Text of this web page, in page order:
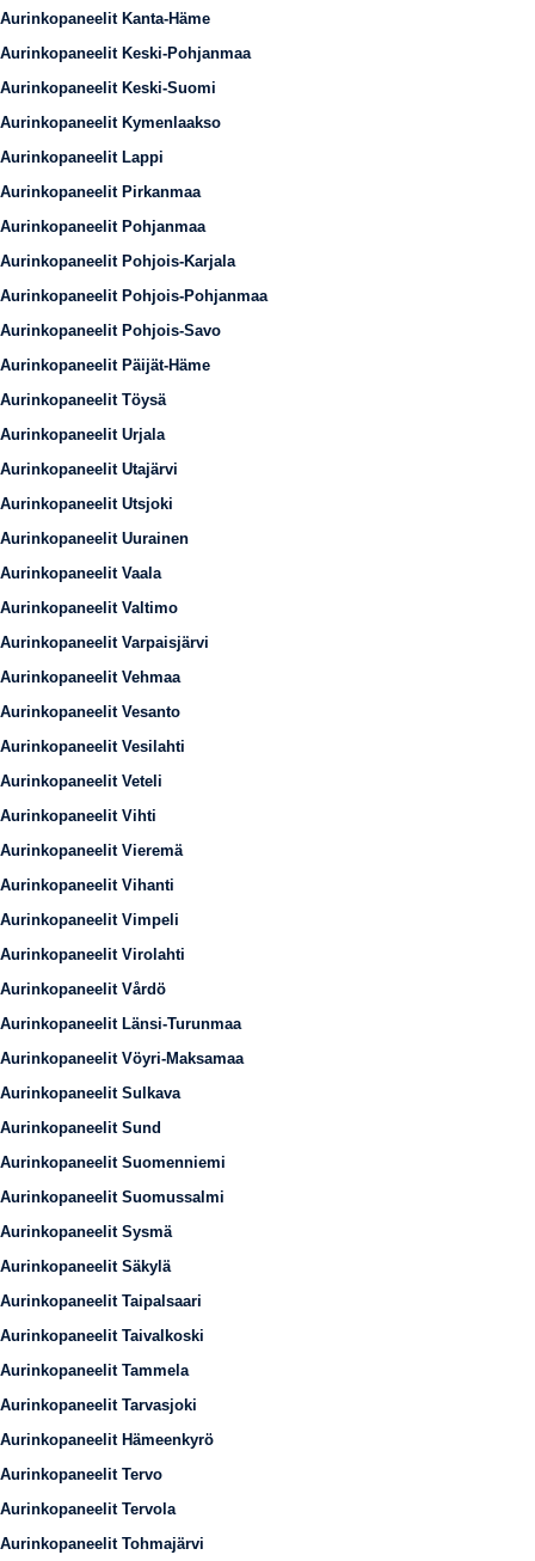
Aurinkopaneelit Kanta-Häme
Aurinkopaneelit Keski-Pohjanmaa
Aurinkopaneelit Keski-Suomi
Aurinkopaneelit Kymenlaakso
Aurinkopaneelit Lappi
Aurinkopaneelit Pirkanmaa
Aurinkopaneelit Pohjanmaa
Aurinkopaneelit Pohjois-Karjala
Aurinkopaneelit Pohjois-Pohjanmaa
Aurinkopaneelit Pohjois-Savo
Aurinkopaneelit Päijät-Häme
Aurinkopaneelit Töysä
Aurinkopaneelit Urjala
Aurinkopaneelit Utajärvi
Aurinkopaneelit Utsjoki
Aurinkopaneelit Uurainen
Aurinkopaneelit Vaala
Aurinkopaneelit Valtimo
Aurinkopaneelit Varpaisjärvi
Aurinkopaneelit Vehmaa
Aurinkopaneelit Vesanto
Aurinkopaneelit Vesilahti
Aurinkopaneelit Veteli
Aurinkopaneelit Vihti
Aurinkopaneelit Vieremä
Aurinkopaneelit Vihanti
Aurinkopaneelit Vimpeli
Aurinkopaneelit Virolahti
Aurinkopaneelit Vårdö
Aurinkopaneelit Länsi-Turunmaa
Aurinkopaneelit Vöyri-Maksamaa
Aurinkopaneelit Sulkava
Aurinkopaneelit Sund
Aurinkopaneelit Suomenniemi
Aurinkopaneelit Suomussalmi
Aurinkopaneelit Sysmä
Aurinkopaneelit Säkylä
Aurinkopaneelit Taipalsaari
Aurinkopaneelit Taivalkoski
Aurinkopaneelit Tammela
Aurinkopaneelit Tarvasjoki
Aurinkopaneelit Hämeenkyrö
Aurinkopaneelit Tervo
Aurinkopaneelit Tervola
Aurinkopaneelit Tohmajärvi